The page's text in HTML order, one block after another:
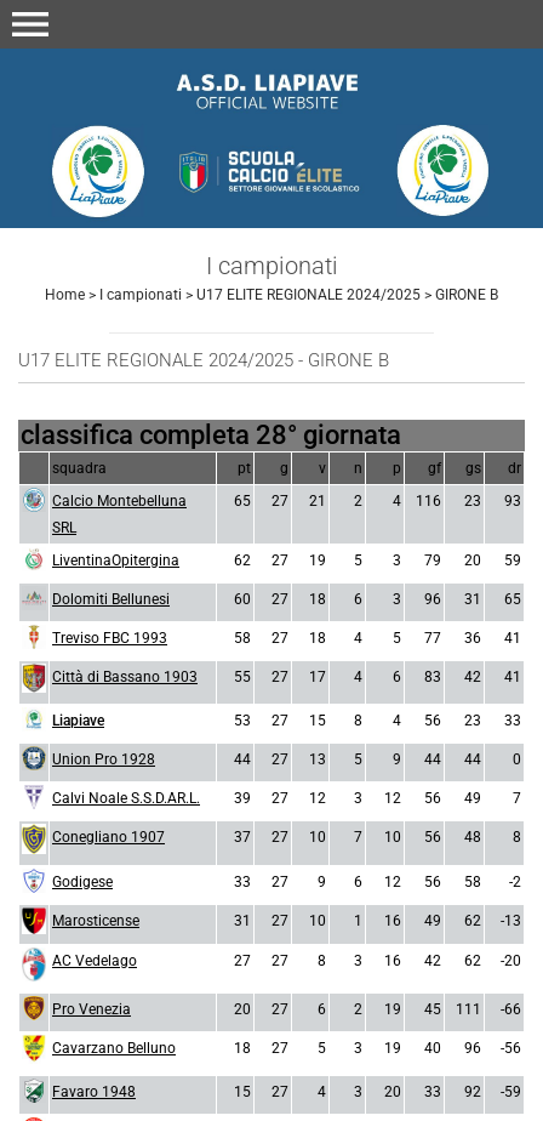
menu
I campionati
Home > I campionati > U17 ELITE REGIONALE 2024/2025 > GIRONE B
U17 ELITE REGIONALE 2024/2025 - GIRONE B
classifica completa 28° giornata
squadra pt g v n p gf gs
dr
Calcio Montebelluna
SRL
65 27 21 2 4 116 23 93
LiventinaOpitergina 62 27 19 5 3 79 20 59
Dolomiti Bellunesi 60 27 18 6 3 96 31 65
Treviso FBC 1993 58 27 18 4 5 77 36 41
Città di Bassano 1903 55 27 17 4 6 83 42 41
Liapiave 53 27 15 8 4 56 23 33
Union Pro 1928 44 27 13 5 9 44 44 0
Calvi Noale S.S.D.AR.L. 39 27 12 3 12 56 49 7
Conegliano 1907 37 27 10 7 10 56 48 8
Godigese 33 27 9 6 12 56 58 -2
Marosticense 31 27 10 1 16 49 62 -13
AC Vedelago 27 27 8 3 16 42 62 -20
Pro Venezia 20 27 6 2 19 45 111 -66
Cavarzano Belluno 18 27 5 3 19 40 96 -56
Favaro 1948 15 27 4 3 20 33 92 -59